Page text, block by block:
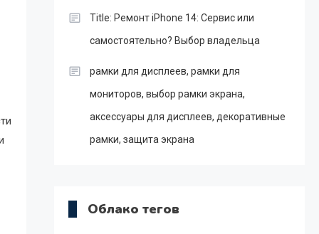
Title: Ремонт iPhone 14: Сервис или
самостоятельно? Выбор владельца
рамки для дисплеев, рамки для
мониторов, выбор рамки экрана,
аксессуары для дисплеев, декоративные
рамки, защита экрана
Облако тегов